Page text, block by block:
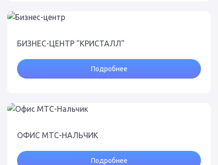
БИЗНЕС-ЦЕНТР "КРИСТАЛЛ"
Подробнее
ОФИС МТС-НАЛЬЧИК
Подробнее